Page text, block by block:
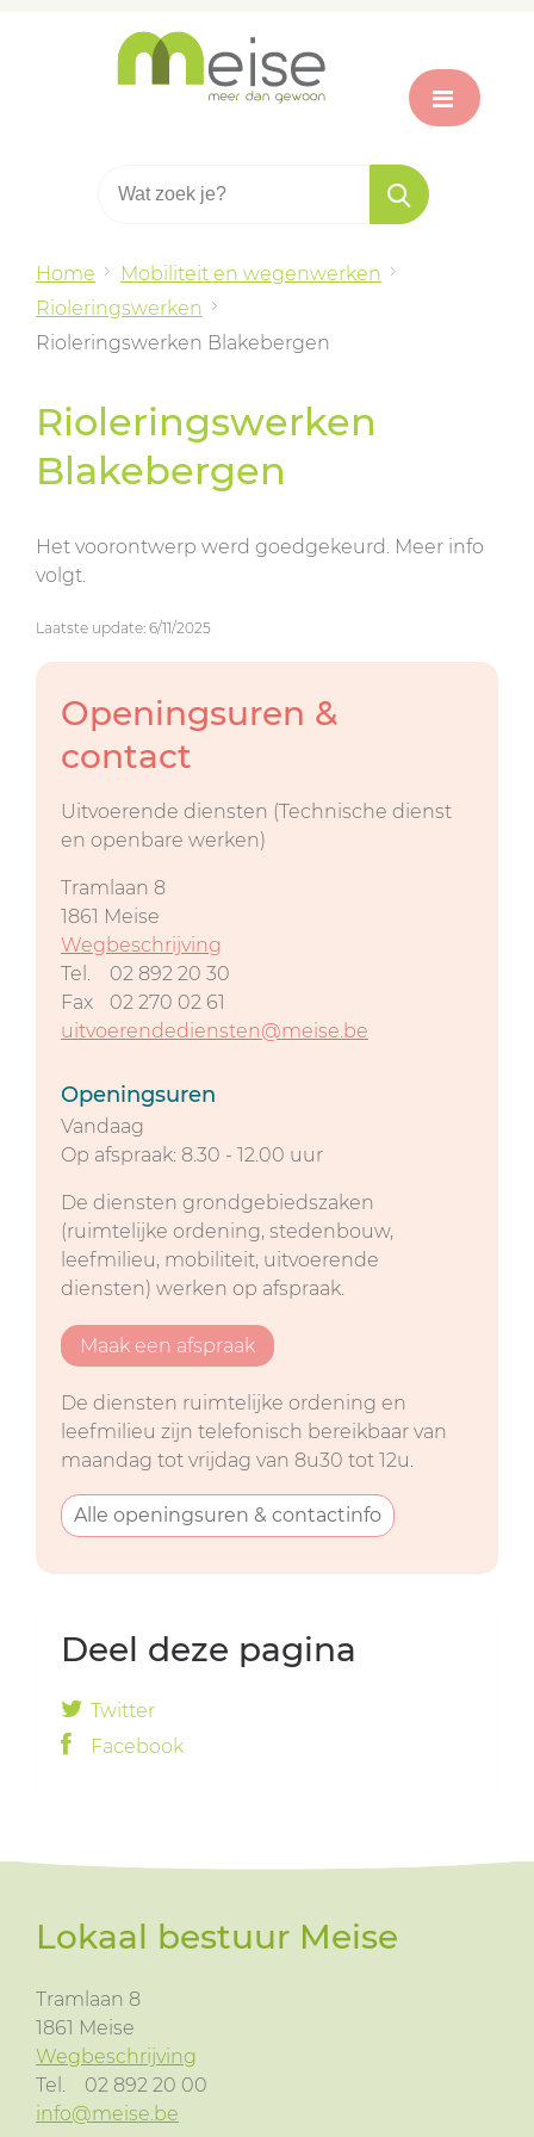
Home
Mobiliteit en wegenwerken
Rioleringswerken
Rioleringswerken Blakebergen
Rioleringswerken
Blakebergen
Het voorontwerp werd goedgekeurd. Meer info
volgt.
Laatste update: 6/11/2025
Openingsuren &
contact
Uitvoerende diensten (Technische dienst
en openbare werken)
Tramlaan 8
1861 Meise
Wegbeschrijving
Tel.
02 892 20 30
Fax
02 270 02 61
uitvoerendediensten@meise.be
Openingsuren
Vandaag
Op afspraak: 8.30 - 12.00 uur
De diensten grondgebiedszaken
(ruimtelijke ordening, stedenbouw,
leefmilieu, mobiliteit, uitvoerende
diensten) werken op afspraak.
Maak een afspraak
De diensten ruimtelijke ordening en
leefmilieu zijn telefonisch bereikbaar van
maandag tot vrijdag van 8u30 tot 12u.
Alle openingsuren & contactinfo
Deel deze pagina
Twitter
Facebook
Lokaal bestuur Meise
Tramlaan 8
1861 Meise
Wegbeschrijving
Tel.
02 892 20 00
info@meise.be